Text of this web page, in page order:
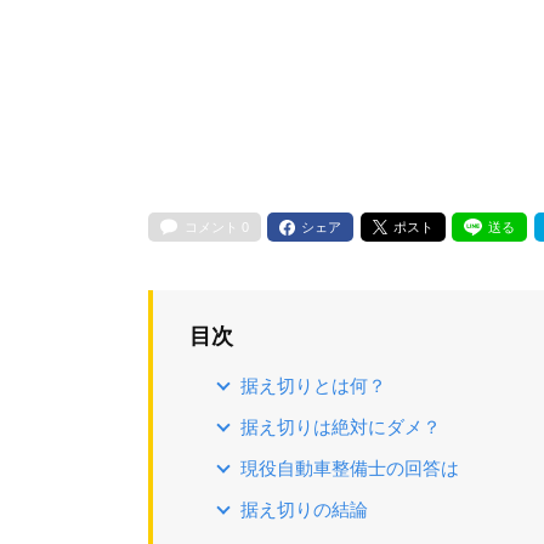
コメント 0 シェア ポスト 送る
目次
据え切りとは何？
据え切りは絶対にダメ？
現役自動車整備士の回答は
据え切りの結論